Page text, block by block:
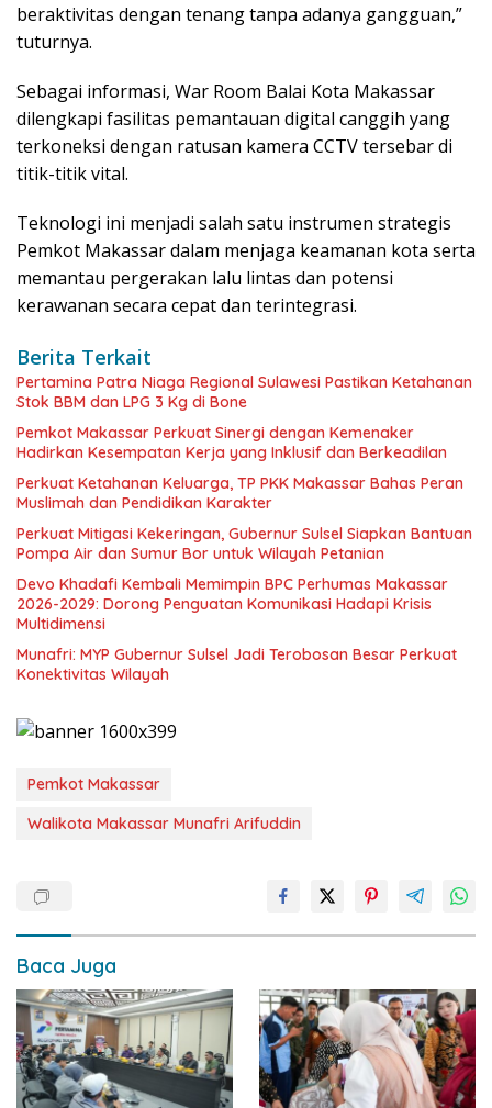
beraktivitas dengan tenang tanpa adanya gangguan,”
tuturnya.
Sebagai informasi, War Room Balai Kota Makassar
dilengkapi fasilitas pemantauan digital canggih yang
terkoneksi dengan ratusan kamera CCTV tersebar di
titik-titik vital.
Teknologi ini menjadi salah satu instrumen strategis
Pemkot Makassar dalam menjaga keamanan kota serta
memantau pergerakan lalu lintas dan potensi
kerawanan secara cepat dan terintegrasi.
Berita Terkait
Pertamina Patra Niaga Regional Sulawesi Pastikan Ketahanan
Stok BBM dan LPG 3 Kg di Bone
Pemkot Makassar Perkuat Sinergi dengan Kemenaker
Hadirkan Kesempatan Kerja yang Inklusif dan Berkeadilan
Perkuat Ketahanan Keluarga, TP PKK Makassar Bahas Peran
Muslimah dan Pendidikan Karakter
Perkuat Mitigasi Kekeringan, Gubernur Sulsel Siapkan Bantuan
Pompa Air dan Sumur Bor untuk Wilayah Petanian
Devo Khadafi Kembali Memimpin BPC Perhumas Makassar
2026-2029: Dorong Penguatan Komunikasi Hadapi Krisis
Multidimensi
Munafri: MYP Gubernur Sulsel Jadi Terobosan Besar Perkuat
Konektivitas Wilayah
Pemkot Makassar
Walikota Makassar Munafri Arifuddin
Baca Juga